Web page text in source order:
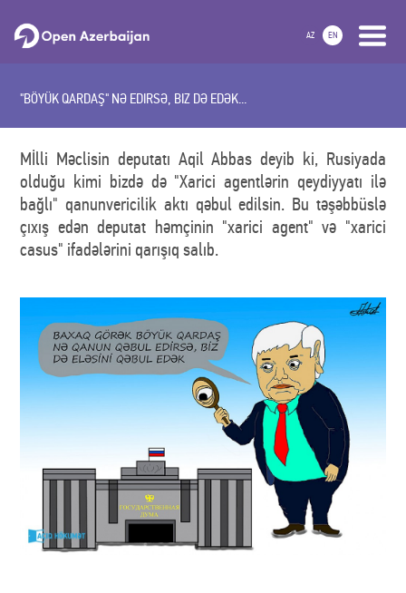
AZ EN
"BÖYÜK QARDAŞ" NƏ EDIRSƏ, BIZ DƏ EDƏK...
Mİlli Məclisin deputatı Aqil Abbas deyib ki, Rusiyada
olduğu kimi bizdə də "Xarici agentlərin qeydiyyatı ilə
bağlı" qanunvericilik aktı qəbul edilsin. Bu təşəbbüslə
çıxış edən deputat həmçinin "xarici agent" və "xarici
casus" ifadələrini qarışıq salıb.